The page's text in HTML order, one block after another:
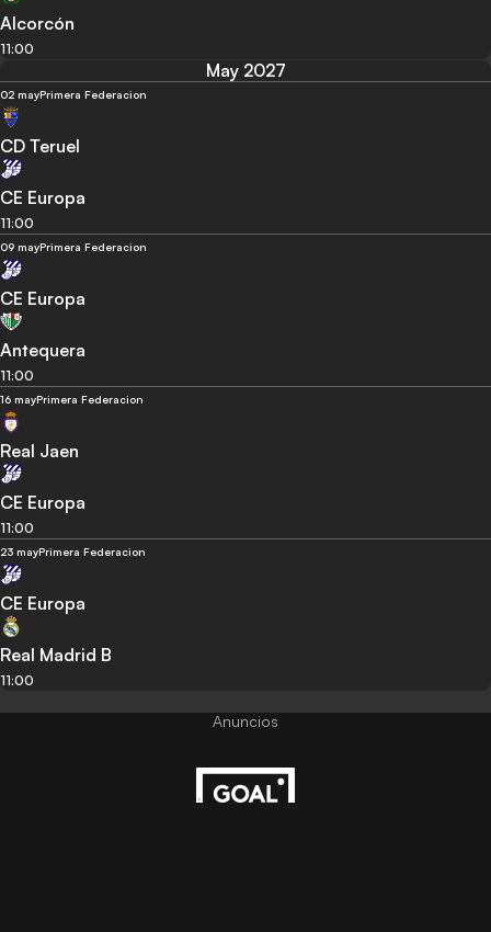
Alcorcón
11:00
May 2027
02 mayPrimera Federacion
CD Teruel
CE Europa
11:00
09 mayPrimera Federacion
CE Europa
Antequera
11:00
16 mayPrimera Federacion
Real Jaen
CE Europa
11:00
23 mayPrimera Federacion
CE Europa
Real Madrid B
11:00